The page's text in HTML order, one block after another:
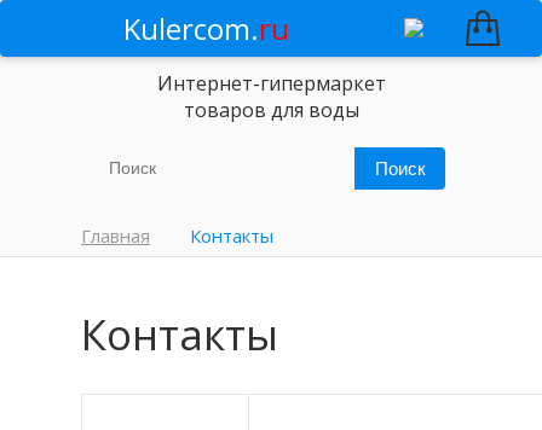
Kulercom.ru
Интернет-гипермаркет
товаров для воды
Главная Контакты
Контакты